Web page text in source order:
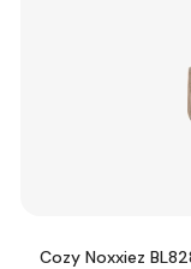
Cozy Noxxiez